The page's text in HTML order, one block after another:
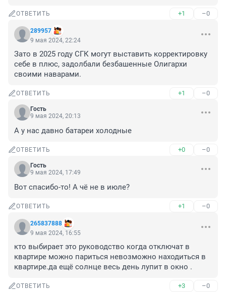
ОТВЕТИТЬ +1 –0
289957
9 мая 2024, 22:24
Зато в 2025 году СГК могут выставить корректировку
себе в плюс, задолбали безбашенные Олигархи
своими наварами.
ОТВЕТИТЬ +1 –0
Гость
9 мая 2024, 20:13
А у нас давно батареи холодные
ОТВЕТИТЬ +0 –0
Гость
9 мая 2024, 17:49
Вот спасибо-то! А чё не в июле?
ОТВЕТИТЬ +1 –0
265837888
9 мая 2024, 16:55
кто выбирает это руководство когда отключат в
квартире можно париться невозможно находиться в
квартире.да ещё солнце весь день лупит в окно .
ОТВЕТИТЬ +3 –0